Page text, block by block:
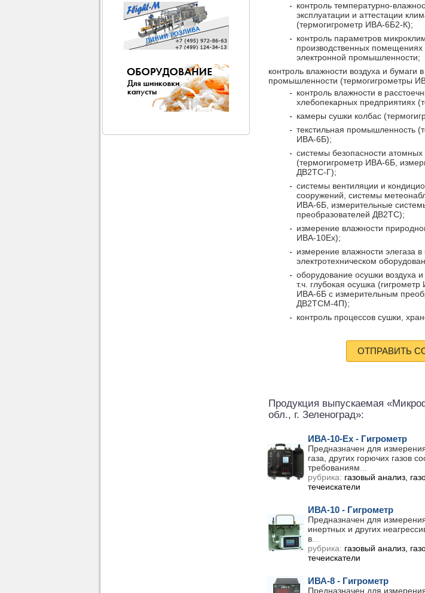
контроль температурно-
эксплуатации и аттестации
(термогигрометр ИВА-6Б2-К);
контроль параметров
производственных
электронной промышленности;
контроль влажности воздуха и бумаги
промышленности (термогигрометры
контроль влажности в
хлебопекарных предприятиях
камеры сушки колбас
текстильная промышленность
ИВА-6Б);
системы безопасности атомных
(термогигрометр ИВА-6Б,
ДВ2ТС-Г);
системы вентиляции и
сооружений, системы
ИВА-6Б, измерительные
преобразователей ДВ2ТС);
измерение влажности
ИВА-10Ех);
измерение влажности элегаза в
электротехническом
оборудование осушки воздуха и
т.ч. глубокая осушка
ИВА-6Б с измерительным
ДВ2ТСМ-4П);
контроль процессов сушки,
ОТПРАВИТЬ
Продукция выпускаемая
обл., г. Зеленоград»:
ИВА-10-Ех - Гигрометр
Предназначен для
газа, других горючих газов
требованиям
рубрика: газовый анализ,
течеискатели
ИВА-10 - Гигрометр
Предназначен для
инертных и других
в
рубрика: газовый анализ,
течеискатели
ИВА-8 - Гигрометр
Предназначен для